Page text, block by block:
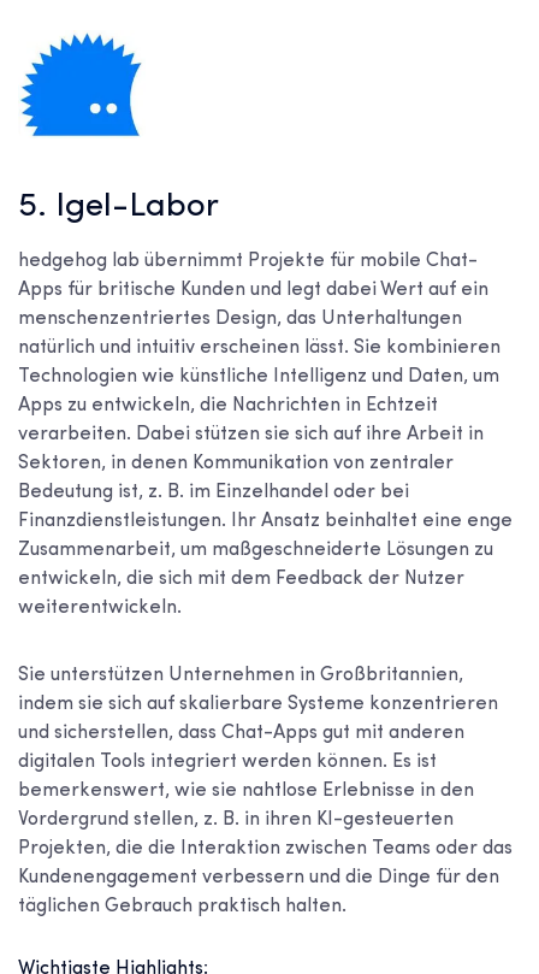
5. Igel-Labor
hedgehog lab übernimmt Projekte für mobile Chat-
Apps für britische Kunden und legt dabei Wert auf ein
menschenzentriertes Design, das Unterhaltungen
natürlich und intuitiv erscheinen lässt. Sie kombinieren
Technologien wie künstliche Intelligenz und Daten, um
Apps zu entwickeln, die Nachrichten in Echtzeit
verarbeiten. Dabei stützen sie sich auf ihre Arbeit in
Sektoren, in denen Kommunikation von zentraler
Bedeutung ist, z. B. im Einzelhandel oder bei
Finanzdienstleistungen. Ihr Ansatz beinhaltet eine enge
Zusammenarbeit, um maßgeschneiderte Lösungen zu
entwickeln, die sich mit dem Feedback der Nutzer
weiterentwickeln.
Sie unterstützen Unternehmen in Großbritannien,
indem sie sich auf skalierbare Systeme konzentrieren
und sicherstellen, dass Chat-Apps gut mit anderen
digitalen Tools integriert werden können. Es ist
bemerkenswert, wie sie nahtlose Erlebnisse in den
Vordergrund stellen, z. B. in ihren KI-gesteuerten
Projekten, die die Interaktion zwischen Teams oder das
Kundenengagement verbessern und die Dinge für den
täglichen Gebrauch praktisch halten.
Wichtigste Highlights: